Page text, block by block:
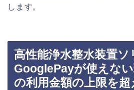
します。
高性能浄水整水装置
GooglePayが使えない
の利用金額の上限を超